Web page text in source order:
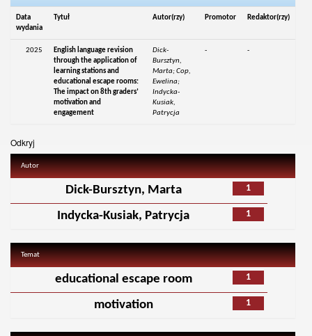
Data
wydania
Tytuł Autor(rzy) Promotor Redaktor(rzy)
2025
English language revision
through the application of
learning stations and
educational escape rooms:
The impact on 8th graders’
motivation and
engagement
Dick-
Bursztyn,
Marta; Cop,
Ewelina;
Indycka-
Kusiak,
Patrycja
- -
Odkryj
Autor
1
Dick-Bursztyn, Marta
1
Indycka-Kusiak, Patrycja
Temat
1
educational escape room
1
motivation